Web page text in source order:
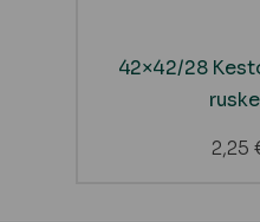
42×42/28
2,25